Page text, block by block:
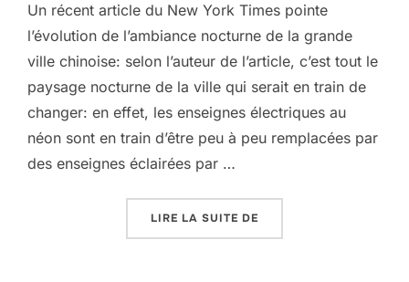
Un récent article du New York Times pointe
l’évolution de l’ambiance nocturne de la grande
ville chinoise: selon l’auteur de l’article, c’est tout le
paysage nocturne de la ville qui serait en train de
changer: en effet, les enseignes électriques au
néon sont en train d’être peu à peu remplacées par
des enseignes éclairées par …
LIRE LA SUITE DE